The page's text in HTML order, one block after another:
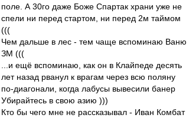
поле. А 30го даже Боже Спартак храни уже не
спели ни перед стартом, ни перед 2м таймом
(((
Чем дальше в лес - тем чаще вспоминаю Ваню
ЗМ (((
...и ещё вспоминаю, как он в Клайпеде десять
лет назад рванул к врагам через всю поляну
по-диагонали, когда лабусы вывесили банер
Убирайтесь в свою азию )))
Кто бы чего мне не рассказывал - Иван Комбат